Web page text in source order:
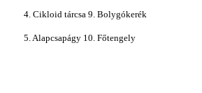
4. Cikloid tárcsa 9. Bolygókerék
5. Alapcsapágy 10. Főtengely